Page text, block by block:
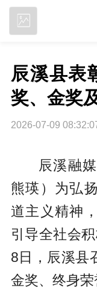
辰溪县表
奖、金奖
2026-07-09
辰溪融
熊瑛）为弘
道主义精神
引导全社会
8日，辰溪县
金奖、终身荣